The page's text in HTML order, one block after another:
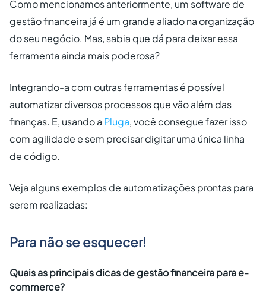
Como mencionamos anteriormente, um software de
gestão financeira já é um grande aliado na organização
do seu negócio. Mas, sabia que dá para deixar essa
ferramenta ainda mais poderosa?
Integrando-a com outras ferramentas é possível
automatizar diversos processos que vão além das
finanças. E, usando a Pluga, você consegue fazer isso
com agilidade e sem precisar digitar uma única linha
de código.
Veja alguns exemplos de automatizações prontas para
serem realizadas:
Para não se esquecer!
Quais as principais dicas de gestão financeira para e-
commerce?